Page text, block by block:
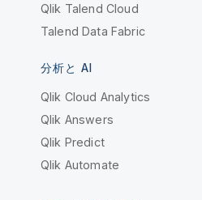
Qlik Talend Cloud
Talend Data Fabric
分析と AI
Qlik Cloud Analytics
Qlik Answers
Qlik Predict
Qlik Automate